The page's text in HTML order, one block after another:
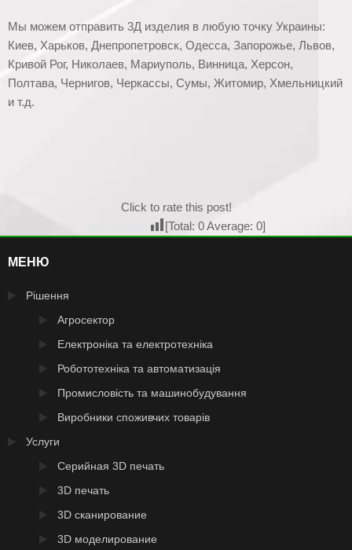
Мы можем отправить 3Д изделия в любую точку Украины:
Киев, Харьков, Днепропетровск, Одесса, Запорожье, Львов,
Кривой Рог, Николаев, Мариуполь, Винница, Херсон,
Полтава, Чернигов, Черкассы, Сумы, Житомир, Хмельницкий
и т.д.
Click to rate this post!
[Total: 0Average: 0]
МЕНЮ
Рішення
Агросектор
Електроніка та електротехніка
Робототехніка та автоматизація
Промисловість та машинобудування
Виробники споживчих товарів
Услуги
Серийная 3D печать
3D печать
3D сканирование
3D моделирование